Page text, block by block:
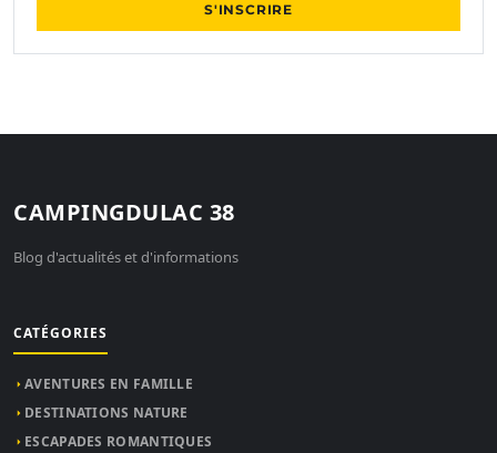
S'INSCRIRE
CAMPINGDULAC 38
Blog d'actualités et d'informations
CATÉGORIES
AVENTURES EN FAMILLE
DESTINATIONS NATURE
ESCAPADES ROMANTIQUES